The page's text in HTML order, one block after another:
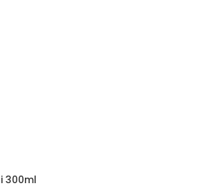
300ml